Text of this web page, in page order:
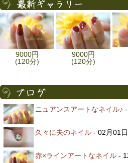
9000円
(120分)
9000円
(120分)
ニュアンスアートなネイル♪
久々に夫のネイル - 02月01日
赤×ラインアートなネイル -